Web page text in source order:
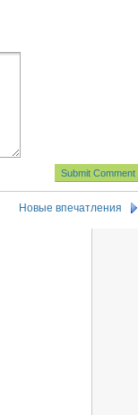
Новые впечатления